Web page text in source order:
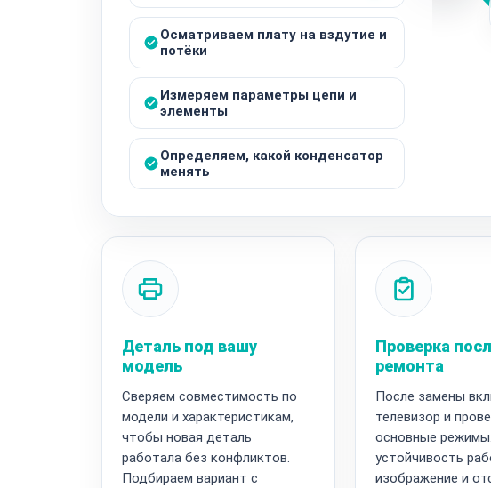
Осматриваем плату на вздутие и
потёки
Измеряем параметры цепи и
элементы
Определяем, какой конденсатор
менять
Деталь под вашу
модель
Сверяем совместимость по
модели и характеристикам,
чтобы новая деталь
работала без конфликтов.
Подбираем вариант с
Проверка
ремонта
После замены
телевизор и
основные
устойчивость
изображение и